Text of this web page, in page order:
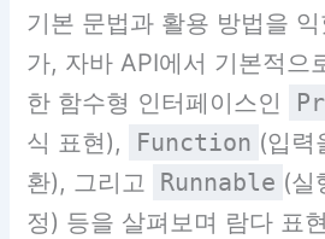
기본 문법과 활용 방법을
가, 자바 API에서 기본적으
한 함수형 인터페이스인
식 표현),
Function (입력
환), 그리고 Runnable (실
정) 등을 살펴보며 람다 표